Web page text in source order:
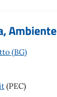
Ambiente
(BG)
(PEC)